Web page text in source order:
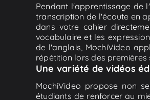
Pendant l'apprentissage de
transcription de l'écoute en
dans votre cahier
vocabulaire et les
de l'anglais, MochiVideo
répétition lors des premières
Une variété de vidéos
MochiVideo propose non
étudiants de renforcer au